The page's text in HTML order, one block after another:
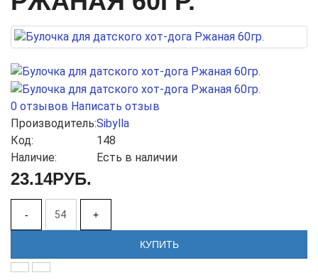
0 отзывов Написать отзыв
Производитель:Sibylla
Код:
148
Наличие:
Есть в наличии
23.14РУБ.
- +
КУПИТЬ